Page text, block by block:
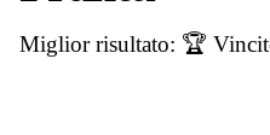
Miglior risultato: 🏆